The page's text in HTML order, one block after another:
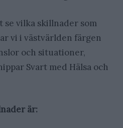
se vilka skillnader som
vi i västvärlden färgen
och situationer,
Svart med Hälsa och
är: